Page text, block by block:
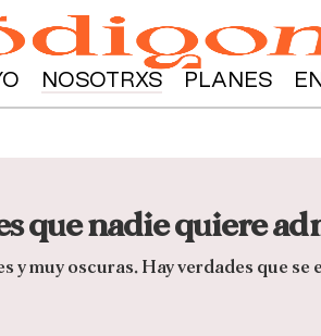
NOSOTRXS PLANES
que nadie quiere
y muy oscuras. Hay verdades que